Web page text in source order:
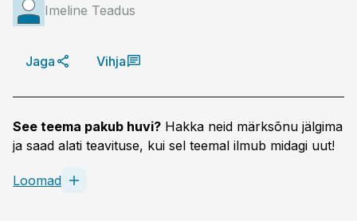
Imeline Teadus
Jaga Vihja
See teema pakub huvi? Hakka neid märksõnu jälgima
ja saad alati teavituse, kui sel teemal ilmub midagi uut!
Loomad